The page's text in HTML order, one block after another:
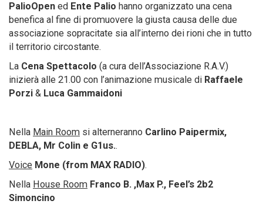
PalioOpen ed Ente Palio hanno organizzato una cena
benefica al fine di promuovere la giusta causa delle due
associazione sopracitate sia all’interno dei rioni che in tutto
il territorio circostante.
La Cena Spettacolo (a cura dell’Associazione R.A.V.)
inizierà alle 21.00 con l’animazione musicale di Raffaele
Porzi & Luca Gammaidoni
Nella Main Room si alterneranno Carlino Paipermix,
DEBLA, Mr Colin e G1us..
Voice Mone (from MAX RADIO).
Nella House Room Franco B. ,Max P., Feel’s 2b2
Simoncino